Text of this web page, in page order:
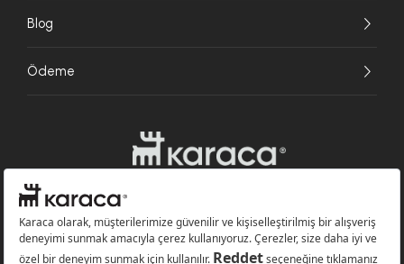
Blog
Ödeme